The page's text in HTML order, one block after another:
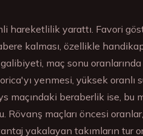
hareketlilik yarattı. Favori
kalması, özellikle
maç sonu
yenmesi, yüksek oranlı
maçındaki beraberlik ise, bu
Rövanş maçları öncesi
yakalayan takımların tur